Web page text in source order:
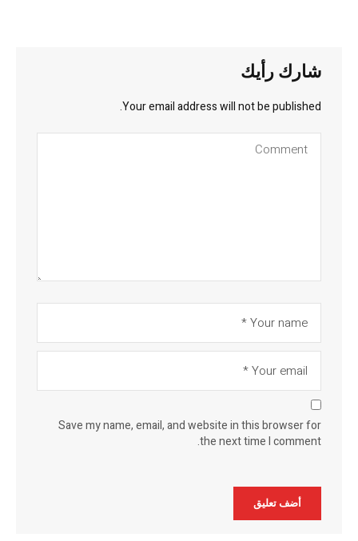
شارك رأيك
Your email address will not be published.
Save my name, email, and website in this browser for
the next time I comment.